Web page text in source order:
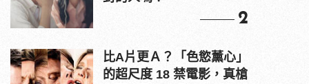
2
比A片更Ａ？「色慾薰心」
的超尺度 18 禁電影，真槍